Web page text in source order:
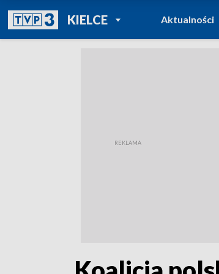
KIELCEPOWRÓT DO
TVP REGIONY
Aktualności